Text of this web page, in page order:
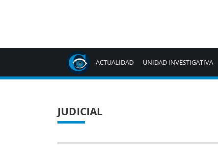
ACTUALIDAD UNIDAD INVESTIGATIVA
JUDICIAL